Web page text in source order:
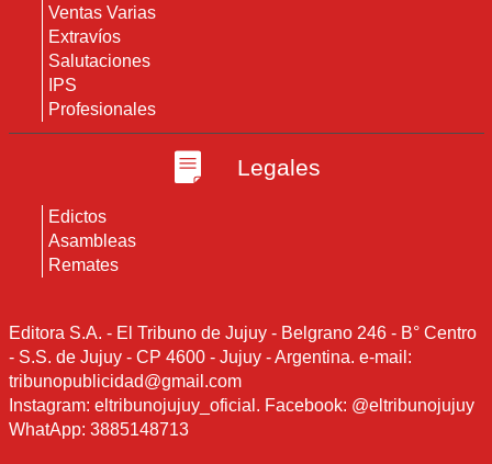
Ventas Varias
Extravíos
Salutaciones
IPS
Profesionales
Legales
Edictos
Asambleas
Remates
Editora S.A. - El Tribuno de Jujuy - Belgrano 246 - B° Centro
- S.S. de Jujuy - CP 4600 - Jujuy - Argentina. e-mail:
tribunopublicidad@gmail.com
Instagram: eltribunojujuy_oficial. Facebook: @eltribunojujuy
WhatApp: 3885148713